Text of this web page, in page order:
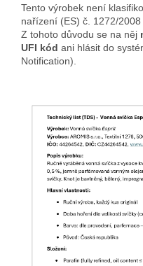
Tento výrobek není
nařízení (ES) č. 1272/2008
Z tohoto důvodu se na něj
UFI kód ani hlásit do
Notification).